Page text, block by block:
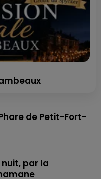
de Petit-Fort-
par la